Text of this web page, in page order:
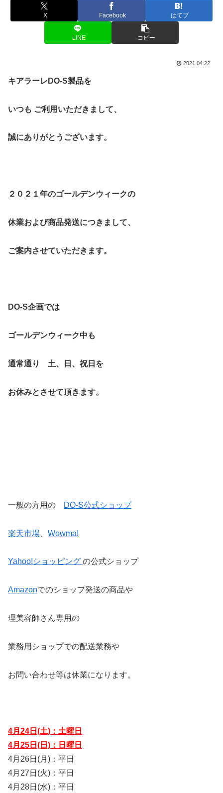
X Facebook はてブ
LINE コピー
2021.04.22
キアラーレDO-S製品を
いつも ご利用いただきまして、
誠にありがとうございます。
２０２１年のゴールデンウィークの
休業および商品発送につきまして、
ご案内させていただきます。
DO-S企画では
ゴールデンウィーク中も
通常通り 土、日、祝日を
お休みとさせて頂きます。
一般の方用の DO-S公式ショップ
楽天市場 Wowma!
Yahoo!ショッピング の公式ショップ
Amazonでのショップ発送の商品や
理美容師さん専用の
業務用ショップでの配送業務や
お問い合わせ等は休業になります。
4月24日(土)：土曜日
4月25日(日)：日曜日
4月26日(月)：平日
4月27日(火)：平日
4月28日(水)：平日